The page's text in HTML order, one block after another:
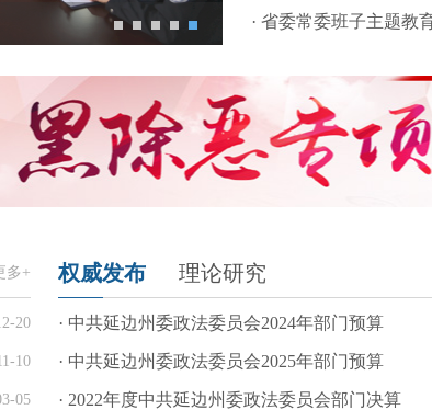
· 省委常委班子主题教
多+
20
10
05
权威发布 理论研究
· 中共延边州委政法委员会2024年部门预算
· 中共延边州委政法委员会2025年部门预算
· 2022年度中共延边州委政法委员会部门决算